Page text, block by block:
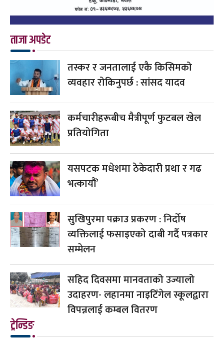
ताजा अपडेट
तस्कर र जनतालाई एकै किसिमको
व्यवहार रोकिनुपर्छ : सांसद यादव
कर्मचारीहरूबीच मैत्रीपूर्ण फुटबल खेल
प्रतियोगिता
यसपटक मधेशमा ठेकेदारी प्रथा र गढ
भत्कायौं’
सुखिपुरमा पक्राउ प्रकरण : निर्दोष
व्यक्तिलाई फसाइएको दाबी गर्दै पत्रकार
सम्मेलन
सहिद दिवसमा मानवताको उज्यालो
उदाहरण- लहानमा नाइटिंगेल स्कूलद्वारा
विपन्नलाई कम्बल वितरण
ट्रेन्डिङ